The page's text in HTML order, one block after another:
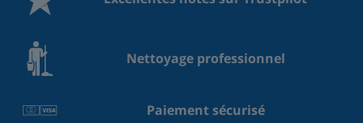
Nettoyage professionnel
Paiement sécurisé